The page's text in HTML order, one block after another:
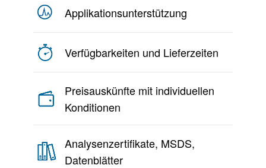
Applikationsunterstützung
Verfügbarkeiten und Lieferzeiten
Preisauskünfte mit individuellen
Konditionen
Analysenzertifikate, MSDS,
Datenblätter